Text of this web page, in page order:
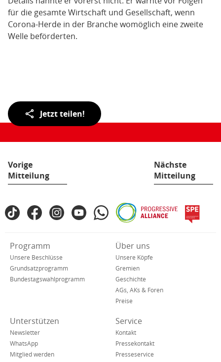
für die gesamte Wirtschaft und Gesellschaft, wenn
Corona-Herde in der Branche womöglich eine zweite
Welle beförderten.
Teilen
der
Jetzt teilen!
Vorige
Mitteilung
Nächste
Mitteilung
Fußbereich
SPD
sozialen
Netzwerken
TikTokFacebookInstagramYouTubeWhatsAppProgressive
Alliance
Verkürzte
Navigation
Programm
Unsere Beschlüsse
Grundsatzprogramm
Bundestagswahlprogramm
Über uns
Unsere Köpfe
Gremien
Geschichte
AGs, AKs & Foren
Preise
Unterstützen
Newsletter
WhatsApp
Mitglied werden
Service
Kontakt
Pressekontakt
Presseservice